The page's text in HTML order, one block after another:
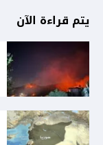
يتم قراءة الآن